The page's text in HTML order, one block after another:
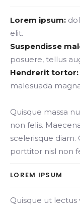
Lorem ipsum:
elit.
Suspendisse
posuere, tellus
Hendrerit tortor:
malesuada
Quisque massa
non felis.
scelerisque
porttitor nisl non
LOREM IPSUM
Quisque ut lectus